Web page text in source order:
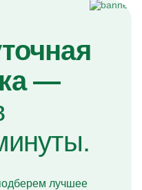
—
лучшее